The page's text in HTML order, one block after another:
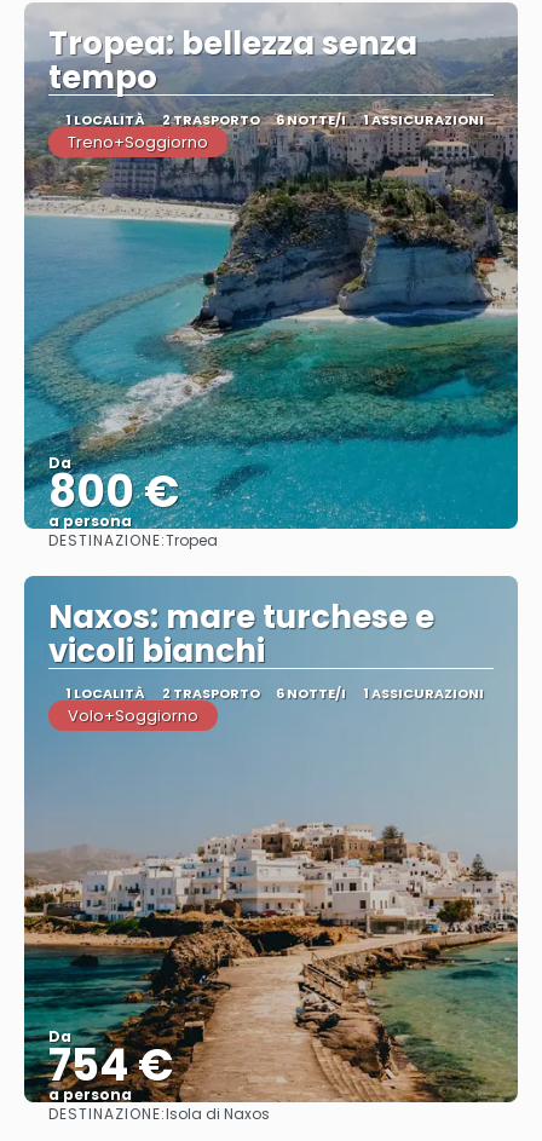
Tropea: bellezza senza
tempo
1 LOCALITÀ 2 TRASPORTO 6 NOTTE/I 1 ASSICURAZIONI
Treno+Soggiorno
Da
800 €
a persona
DESTINAZIONE:Tropea
Naxos: mare turchese e
vicoli bianchi
1 LOCALITÀ 2 TRASPORTO 6 NOTTE/I 1 ASSICURAZIONI
Volo+Soggiorno
Da
754 €
a persona
Vedere
DESTINAZIONE:Isola di Naxos